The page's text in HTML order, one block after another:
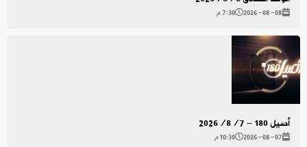
2026-08-08 7:30 م
أصيل 180 - 2026/8/7
2026-08-07 10:30 م